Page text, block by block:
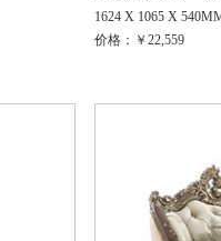
1624 X 1065 X
价格：￥22,559